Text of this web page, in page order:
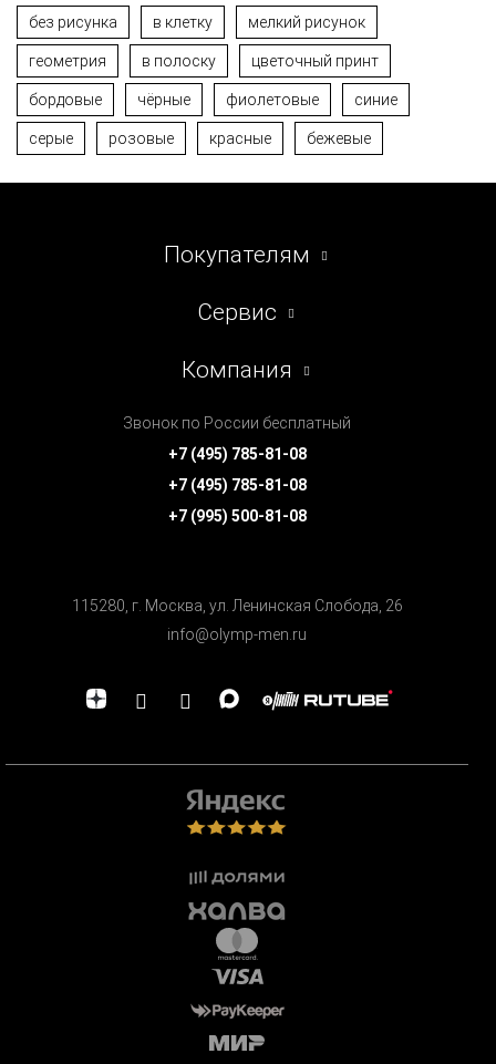
без рисунка в клетку мелкий рисунок
геометрия в полоску цветочный принт
бордовые чёрные фиолетовые синие
серые розовые красные бежевые
Покупателям
Сервис
Компания
Звонок по России бесплатный
+7 (495) 785-81-08
+7 (495) 785-81-08
+7 (995) 500-81-08
115280, г. Москва, ул. Ленинская Cлобода, 26
info@olymp-men.ru